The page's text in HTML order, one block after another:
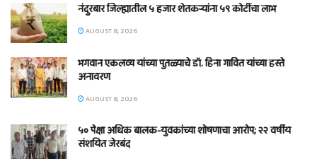
नंदुरबार जिल्ह्यातील ५ हजार शेतकऱ्यांना ५९ कोटींचा लाभ
AUGUST 8, 2026
भगवान एकलव्य यांच्या पुतळ्याचे डॉ. हिना गावित यांच्या हस्ते
अनावरण
AUGUST 8, 2026
५० पेक्षा अधिक बालक-युवकांच्या शोषणाचा आरोप; २२ वर्षीय
संशयित जेरबंद